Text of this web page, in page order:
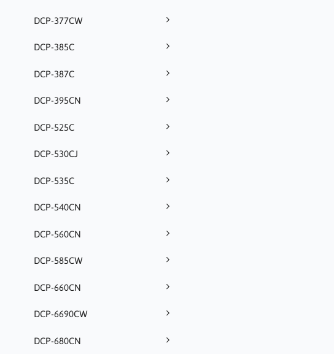
DCP-377CW
DCP-385C
DCP-387C
DCP-395CN
DCP-525C
DCP-530CJ
DCP-535C
DCP-540CN
DCP-560CN
DCP-585CW
DCP-660CN
DCP-6690CW
DCP-680CN